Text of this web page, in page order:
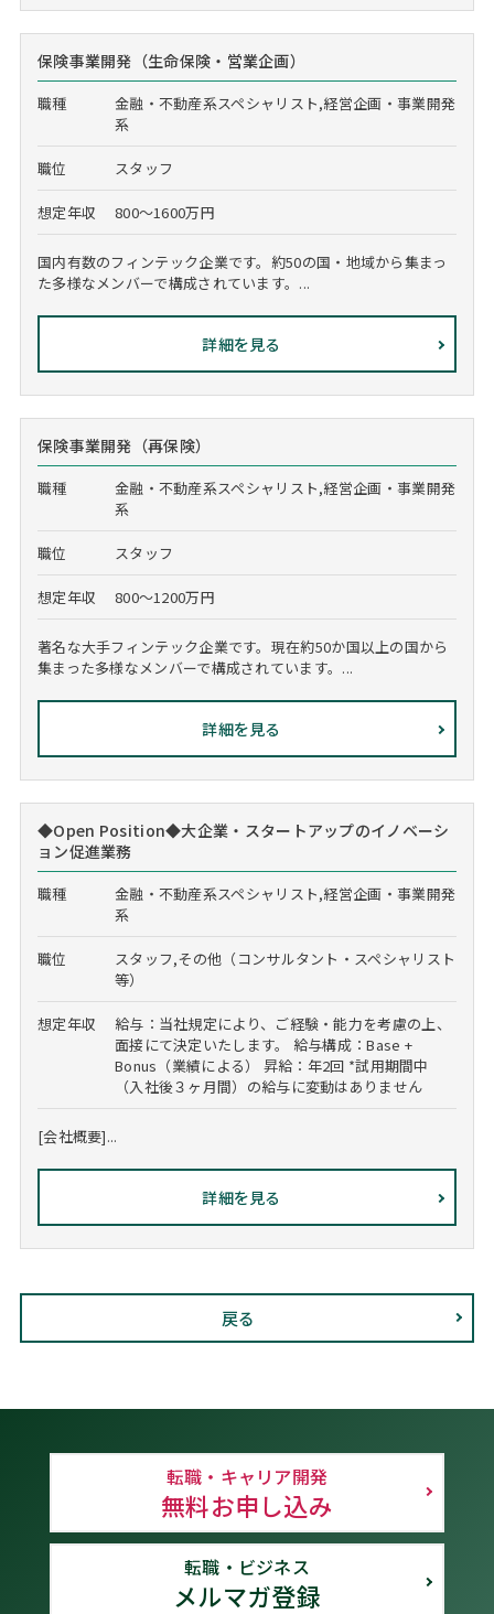
保険事業開発（生命保険・営業企画）
職種
金融・不動産系スペシャリスト,経営企画・事業開発
系
職位 スタッフ
想定年収 800～1600万円
国内有数のフィンテック企業です。約50の国・地域から集まっ
た多様なメンバーで構成されています。...
詳細を見る
保険事業開発（再保険）
職種
金融・不動産系スペシャリスト,経営企画・事業開発
系
職位 スタッフ
想定年収 800～1200万円
著名な大手フィンテック企業です。現在約50か国以上の国から
集まった多様なメンバーで構成されています。...
詳細を見る
◆Open Position◆大企業・スタートアップのイノベーシ
ョン促進業務
職種
金融・不動産系スペシャリスト,経営企画・事業開発
系
職位
スタッフ,その他（コンサルタント・スペシャリスト
等）
想定年収
給与：当社規定により、ご経験・能力を考慮の上、
面接にて決定いたします。 給与構成：Base +
Bonus（業績による） 昇給：年2回 *試用期間中
（入社後３ヶ月間）の給与に変動はありません
[会社概要]...
詳細を見る
戻る
転職・キャリア開発
無料お申し込み
転職・ビジネス
メルマガ登録